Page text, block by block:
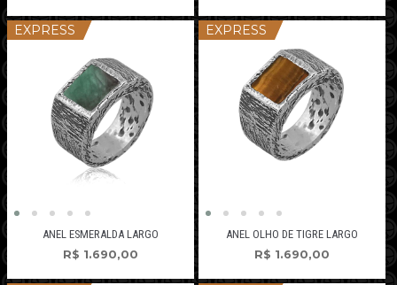
EXPRESS
ANEL ESMERALDA LARGO
R$ 1.690,00
EXPRESS
ANEL OLHO DE TIGRE LARGO
R$ 1.690,00